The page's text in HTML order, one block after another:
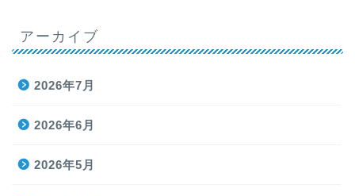
アーカイブ
2026年7月
2026年6月
2026年5月